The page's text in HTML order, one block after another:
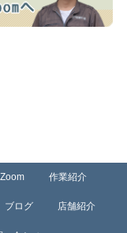
作業紹介
ブログ 店舗紹介